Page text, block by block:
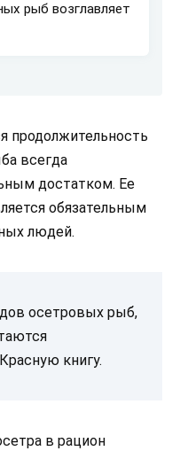
рыб возглавляет
продолжительность
всегда
достатком. Ее
обязательным
людей.
осетровых рыб,
книгу.
в рацион